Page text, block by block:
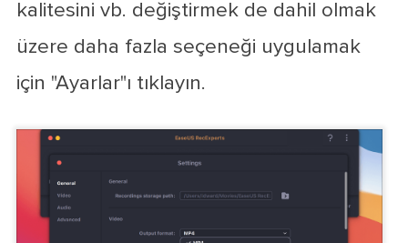
kalitesini vb. değiştirmek de dahil olmak
üzere daha fazla seçeneği uygulamak
için "Ayarlar"ı tıklayın.